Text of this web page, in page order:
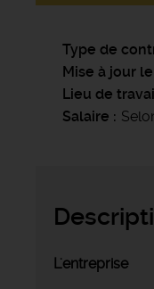
Type de
Mise à jour le
Lieu de
Salaire
L'entreprise